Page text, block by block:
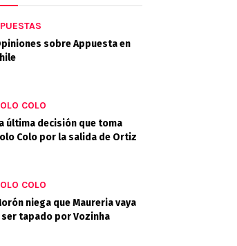
sobre Appuesta en
COLO
última decisión que toma
Colo por la salida de Ortiz
COLO
niega que Maureria vaya
ser tapado por Vozinha